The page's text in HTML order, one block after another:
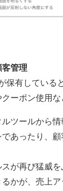
管理
保有している
クーポン使用
ツールから
あったり、
スが再び猛威
かが、売上ア